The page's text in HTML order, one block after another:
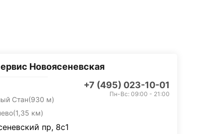
Новоясеневская
+7 (495) 023-10-01
Стан(930 м)
(1,35 км)
Пн-Вс: 09:00 - 21:00
пр, 8с1